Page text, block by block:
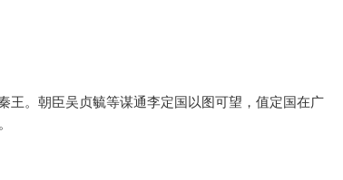
王。朝臣吴贞毓等谋通李定国以图可望，值定国在广